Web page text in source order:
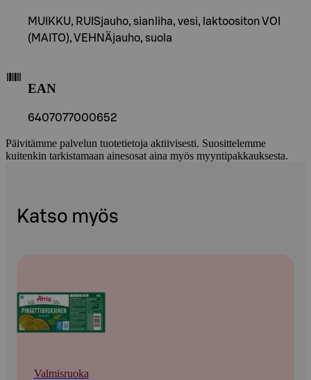
MUIKKU, RUISjauho, sianliha, vesi, laktoositon VOI
(MAITO), VEHNÄjauho, suola
EAN
6407077000652
Päivitämme palvelun tuotetietoja aktiivisesti. Suosittelemme
kuitenkin tarkistamaan ainesosat aina myös myyntipakkauksesta.
Katso myös
Valmisruoka